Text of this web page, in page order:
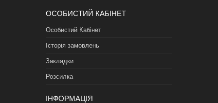
ОСОБИСТИЙ КАБІНЕТ
Особистий Кабінет
Історія замовлень
Закладки
Розсилка
ІНФОРМАЦІЯ